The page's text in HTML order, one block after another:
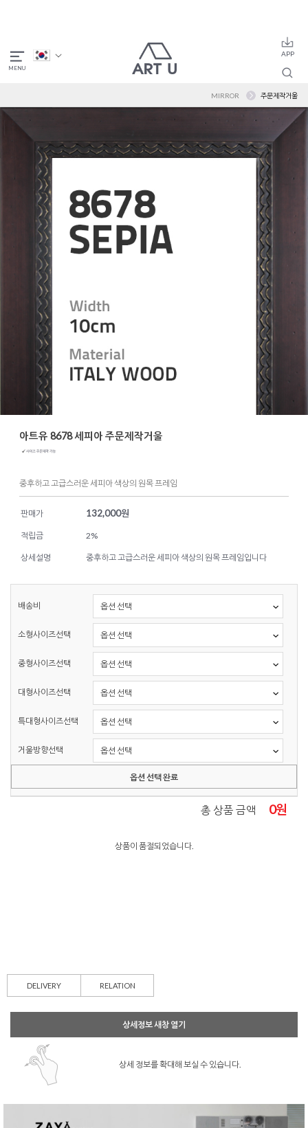
MIRROR 주문제작거울
아트유 8678 세피아 주문제작거울
중후하고 고급스러운 세피아 색상의 원목 프레임
판매가 132,000원
적립금 2%
상세설명 중후하고 고급스러운 세피아 색상의 원목 프레임입니다
배송비
소형사이즈선택
중형사이즈선택
대형사이즈선택
특대형사이즈선택
거울방향선택
옵션 선택 완료
총 상품 금액 0원
상품이 품절되었습니다.
DELIVERY RELATION
상세정보 새창 열기
상세 정보를 확대해 보실 수 있습니다.